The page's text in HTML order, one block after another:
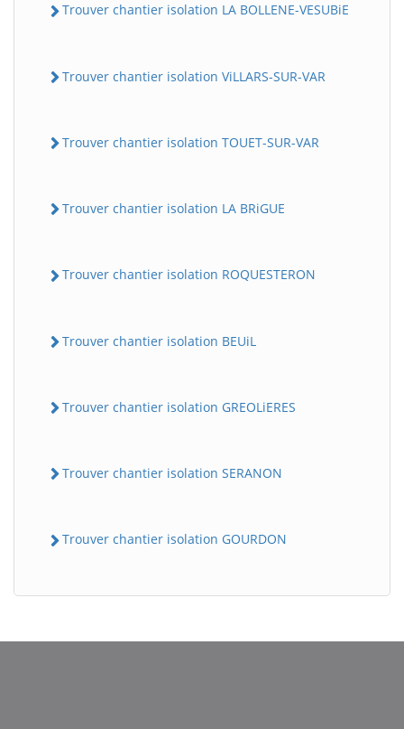
Trouver chantier isolation LA BOLLENE-VESUBiE
Trouver chantier isolation ViLLARS-SUR-VAR
Trouver chantier isolation TOUET-SUR-VAR
Trouver chantier isolation LA BRiGUE
Trouver chantier isolation ROQUESTERON
Trouver chantier isolation BEUiL
Trouver chantier isolation GREOLiERES
Trouver chantier isolation SERANON
Trouver chantier isolation GOURDON
B BatiWebPro